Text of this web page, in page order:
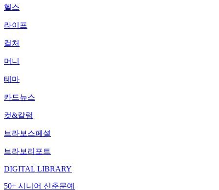
헬스
라이프
컬처
머니
테마
카드뉴스
컷&칼럼
브라보스페셜
브라보리포트
DIGITAL LIBRARY
50+ 시니어 신춘문예